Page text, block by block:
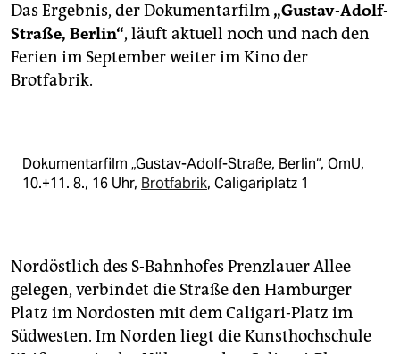
Das Ergebnis, der Dokumentarfilm „Gustav-Adolf-
Straße, Berlin“, läuft aktuell noch und nach den
Ferien im September weiter im Kino der
Brotfabrik.
Dokumentarfilm „Gustav-Adolf-Straße, Berlin“, OmU,
10.+11. 8., 16 Uhr, Brotfabrik, Caligariplatz 1
Nordöstlich des S-Bahnhofes Prenzlauer Allee
gelegen, verbindet die Straße den Hamburger
Platz im Nordosten mit dem Caligari-Platz im
Südwesten. Im Norden liegt die Kunsthochschule